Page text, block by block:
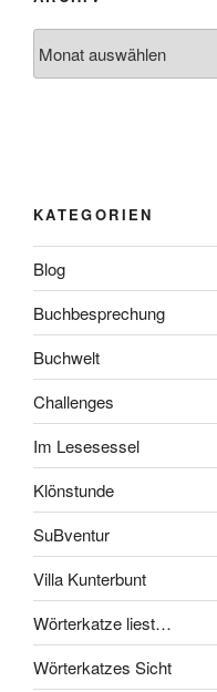
KATEGORIEN
Blog
Buchbesprechung
Buchwelt
Challenges
Im Lesesessel
Klönstunde
SuBventur
Villa Kunterbunt
Wörterkatze liest…
Wörterkatzes Sicht